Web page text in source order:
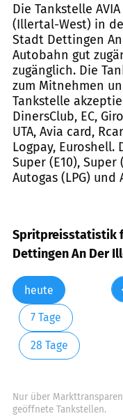
Die Tankstelle
(Illertal-West) in
Stadt Dettingen
Autobahn gut
zugänglich. Die
zum Mitnehmen
Tankstelle
DinersClub, EC,
UTA, Avia card,
Logpay, Euroshell.
Super (E10), Super
Autogas (LPG)
Spritpreisstatistik
Dettingen An Der
heute
7 Tage
28 Tage
Nur über
geöffnete Tankstellen.